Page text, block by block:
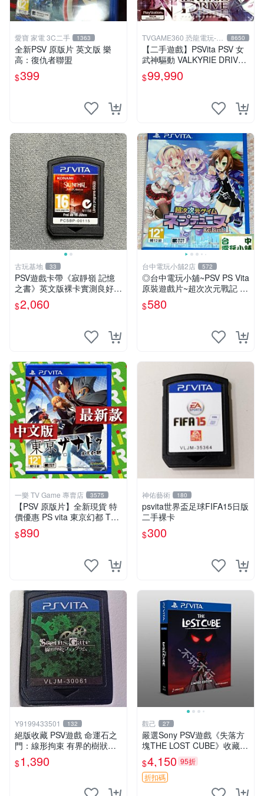
愛寶 家電 3C二手 1363
全新PSV 原版片 英文版 樂
高：復仇者聯盟
$399
TVGAME360 恐龍電玩-台
中店
8650
【二手遊戲】PSVita PSV 女
武神驅動 VALKYRIE DRIVE
日文版【台中恐龍電玩】
$99,990
古玩基地 33
PSV遊戲卡帶《寂靜嶺 記憶
之書》英文版裸卡實測良好
限定PSV平臺獨享 廚房遊戲
獲得熱銷推薦 寂靜嶺 電玩遊
$2,060
台中電玩小舖2店 572
◎台中電玩小舖~PSV PS Vita
原裝遊戲片~超次次元戰記 戰
$580
一樂 TV Game 專賣店 3575
【PSV 原版片】全新現貨 特
價優惠 PS vita 東京幻都 TOK
YO XANADU 中文版【台中一
樂電玩】
$890
神佑藝術 180
psvita世界盃足球FIFA15日版
二手裸卡
$300
Y9199433501 132
絕版收藏 PSV遊戲 命運石之
門：線形拘束 有界的樹狀圖
日版 VLJM-30061
$1,390
觀己 27
嚴選Sony PSV遊戲《失落方
塊THE LOST CUBE》收藏
版，英語原裝未拆封 失落方
塊 THE LOST CUBE PSV 精
華版 新作 權杖
$4,150 95折
折扣碼